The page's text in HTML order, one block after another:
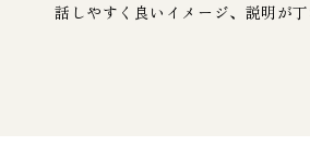
話しやすく良いイメージ、説明が丁